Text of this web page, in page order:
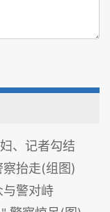
、记者勾结
抬走(组图)
与警对峙